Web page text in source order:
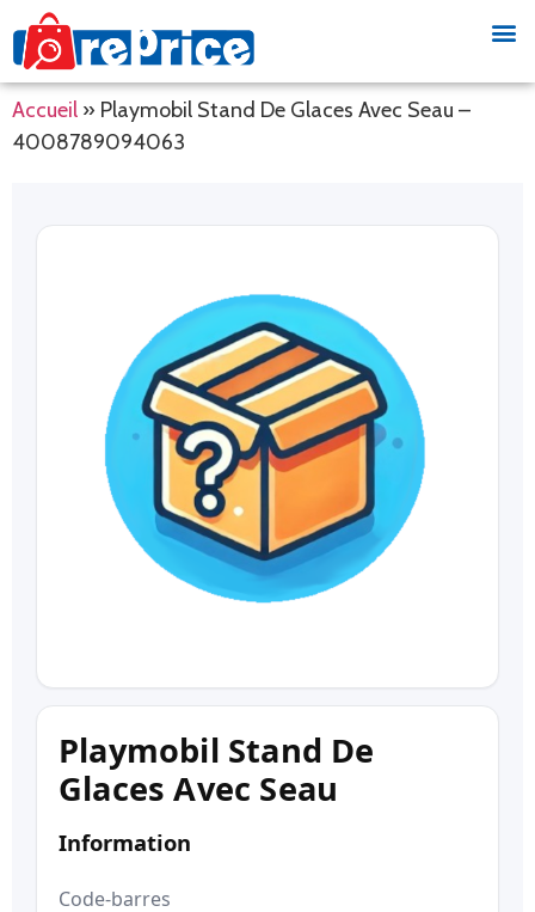
Accueil » Playmobil Stand De Glaces Avec Seau –
4008789094063
Playmobil Stand De
Glaces Avec Seau
Information
Code-barres